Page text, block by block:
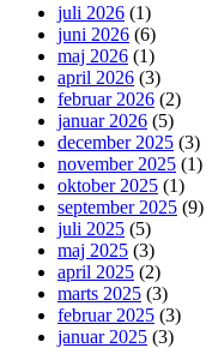
juli 2026 (1)
juni 2026 (6)
maj 2026 (1)
april 2026 (3)
februar 2026 (2)
januar 2026 (5)
december 2025 (3)
november 2025 (1)
oktober 2025 (1)
september 2025 (9)
juli 2025 (5)
maj 2025 (3)
april 2025 (2)
marts 2025 (3)
februar 2025 (3)
januar 2025 (3)